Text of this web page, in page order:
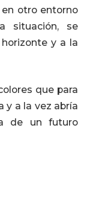
en otro entorno
situación, se
y a la
que para
y a la vez abría
de un futuro